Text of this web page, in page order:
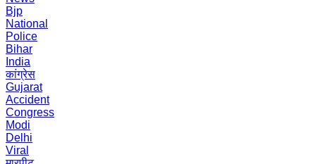
Bjp
National
Police
Bihar
India
कांग्रेस
Gujarat
Accident
Congress
Modi
Delhi
Viral